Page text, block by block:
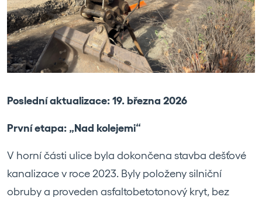
Poslední aktualizace: 19. března 2026
První etapa: „Nad kolejemi“
V horní části ulice byla dokončena stavba dešťové
kanalizace v roce 2023. Byly položeny silniční
obruby a proveden asfaltobetotonový kryt, bez